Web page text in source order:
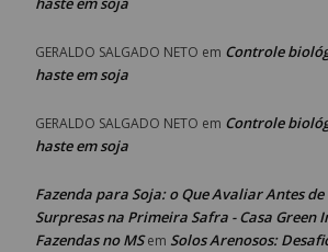
GERALDO SALGADO NETO em Controle
haste em soja
GERALDO SALGADO NETO em Controle
haste em soja
Fazenda para Soja: o Que Avaliar Antes
Surpresas na Primeira Safra - Casa
Fazendas no MSem Solos Arenosos: